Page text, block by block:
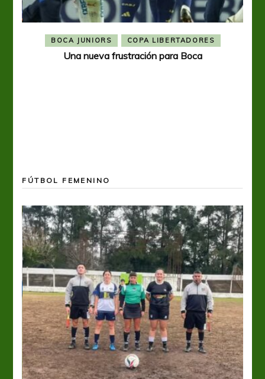
BOCA JUNIORS COPA LIBERTADORES
Una nueva frustración para Boca
FÚTBOL FEMENINO